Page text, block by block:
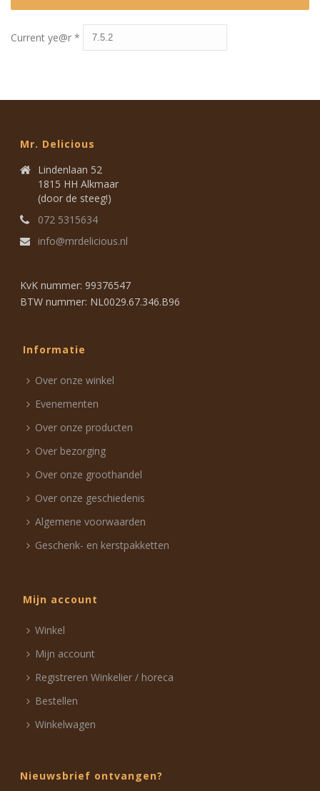
Current ye@r *
Mr. Delicious
Lindenlaan 52
1815 HH Alkmaar
(door de steeg!)
072 5315634
info@mrdelicious.nl
KvK nummer: 99376547
BTW nummer: NL0029.67.346.B96
Informatie
Over onze winkel
Evenementen
Over onze producten
Over bezorging
Over onze groothandel
Over onze geschiedenis
Algemene voorwaarden
Geschenk- en kerstpakketten
Mijn account
Winkel
Mijn account
Registreren Winkelier / horeca
Bestellen
Winkelwagen
Nieuwsbrief ontvangen?